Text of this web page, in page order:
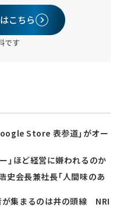
こちら
です
Store 表参道」がオー
」ほど経営に嫌われるのか
史会長兼社長「人間味のあ
が集まるのは井の頭線 NRI